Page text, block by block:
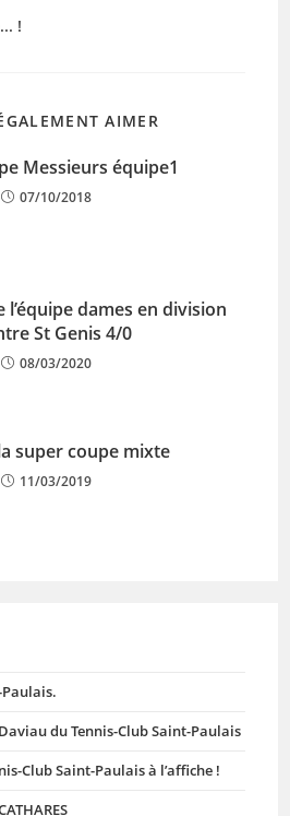
!
AIMER
Messieurs équipe1
07/10/2018
dames en division
St Genis 4/0
08/03/2020
super coupe mixte
11/03/2019
Paulais.
du Tennis-Club Saint-Paulais
Club Saint-Paulais à l’affiche !